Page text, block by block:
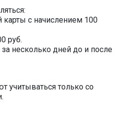
карты с начислением 100
руб.
несколько дней до и после
учитываться только со